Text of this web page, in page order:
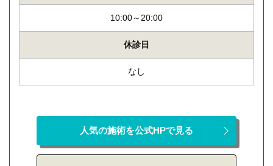
10:00～20:00
休診日
なし
人気の施術を公式HPで見る